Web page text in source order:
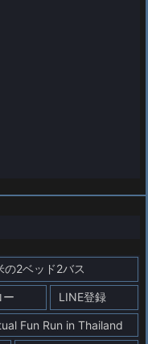
の2ベッド2バス
ー LINE登録
Fun Run in Thailand